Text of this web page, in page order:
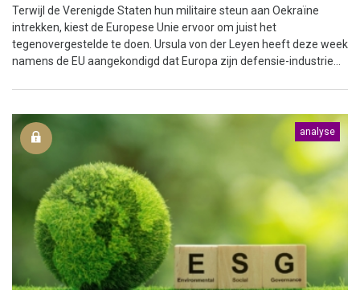
Terwijl de Verenigde Staten hun militaire steun aan Oekraïne
intrekken, kiest de Europese Unie ervoor om juist het
tegenovergestelde te doen. Ursula von der Leyen heeft deze week
namens de EU aangekondigd dat Europa zijn defensie-industrie...
analyse